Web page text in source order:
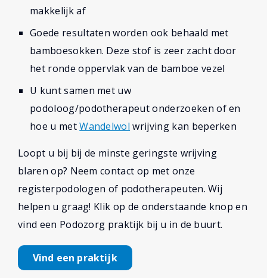
makkelijk af
Goede resultaten worden ook behaald met
bamboesokken. Deze stof is zeer zacht door
het ronde oppervlak van de bamboe vezel
U kunt samen met uw
podoloog/podotherapeut onderzoeken of en
hoe u metWandelwol wrijving kan beperken
Loopt u bij bij de minste geringste wrijving
blaren op? Neem contact op met onze
registerpodologen of podotherapeuten. Wij
helpen u graag! Klik op de onderstaande knop en
vind een Podozorg praktijk bij u in de buurt.
Vind een praktijk